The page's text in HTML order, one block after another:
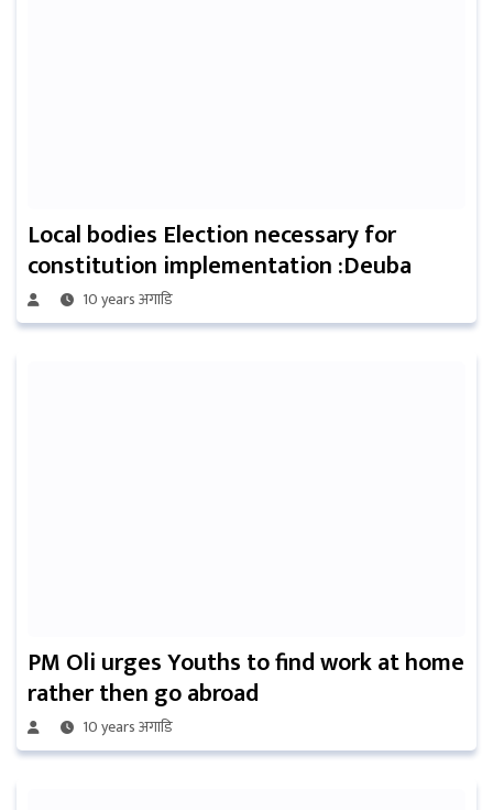
Local bodies Election necessary for
constitution implementation :Deuba
10 years अगाडि
PM Oli urges Youths to find work at home
rather then go abroad
10 years अगाडि